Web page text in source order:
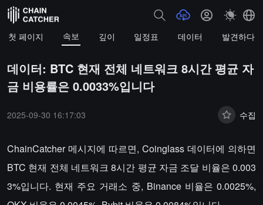
첫 페이지 속보 깊이 일정표 데이터 발견하다
데이터: BTC 현재 전체 네트워크 8시간 평균 자
금 비용률은 0.0033%입니다
2025-09-30 16:17:03 수집
ChainCatcher 메시지에 따르면, Coinglass 데이터에 의하면
BTC 현재 전체 네트워크 8시간 평균 자금 조달 비율은 0.003
3%입니다. 현재 주요 거래소 중, Binance 비율은 0.0025%,